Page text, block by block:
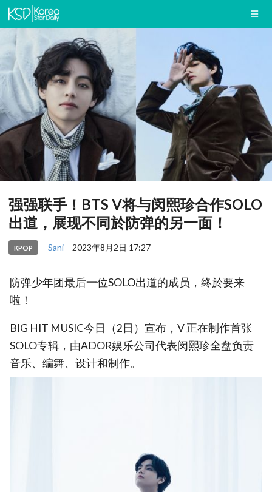
强强联手！BTS V将与闵熙珍合作SOLO
出道，展现不同於防弹的另一面！
KPOP Sani 2023年8月2日 17:27
防弹少年团最后一位SOLO出道的成员，终於要来
啦！
BIG HIT MUSIC今日（2日）宣布，V 正在制作首张
SOLO专辑，由ADOR娱乐公司代表闵熙珍全盘负责
音乐、编舞、设计和制作。